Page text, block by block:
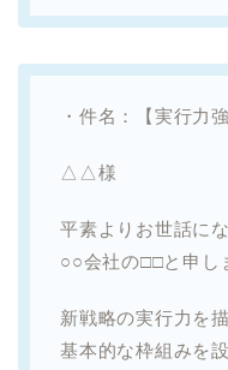
・件名：【実行力
△△様
平素よりお世話に
○○会社の□□と申し
新戦略の実行力を描
基本的な枠組みを